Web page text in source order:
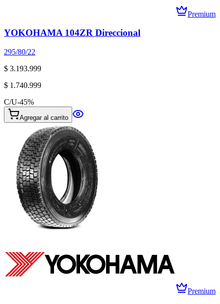
Premium
YOKOHAMA 104ZR Direccional
295/80/22
$ 3.193.999
$ 1.740.999
C/U-45%
Agregar al carrito
Premium